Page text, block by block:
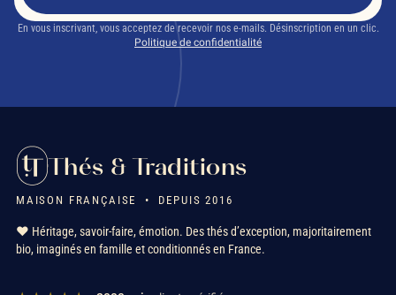
En vous inscrivant, vous acceptez de recevoir nos e-mails. Désinscription en un clic.
Politique de confidentialité
Thés & Traditions
MAISON FRANÇAISE • DEPUIS 2016
❤️ Héritage, savoir-faire, émotion. Des thés d’exception, majoritairement
bio, imaginés en famille et conditionnés en France.